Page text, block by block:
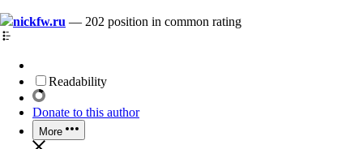
nickfw.ru — 202 position in common rating
Readability
Donate to this author
More